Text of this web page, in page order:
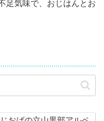
足気味で、おじはんとお